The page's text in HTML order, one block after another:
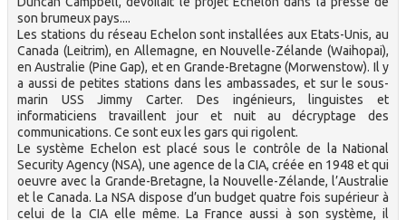
son brumeux pays....
Les stations du réseau Echelon sont installées aux Etats-Unis, au
Canada (Leitrim), en Allemagne, en Nouvelle-Zélande (Waihopai),
en Australie (Pine Gap), et en Grande-Bretagne (Morwenstow). Il y
a aussi de petites stations dans les ambassades, et sur le sous-
marin USS Jimmy Carter. Des ingénieurs, linguistes et
informaticiens travaillent jour et nuit au décryptage des
communications. Ce sont eux les gars qui rigolent.
Le système Echelon est placé sous le contrôle de la National
Security Agency (NSA), une agence de la CIA, créée en 1948 et qui
oeuvre avec la Grande-Bretagne, la Nouvelle-Zélande, l’Australie
et le Canada. La NSA dispose d’un budget quatre fois supérieur à
celui de la CIA elle même. La France aussi à son système, il